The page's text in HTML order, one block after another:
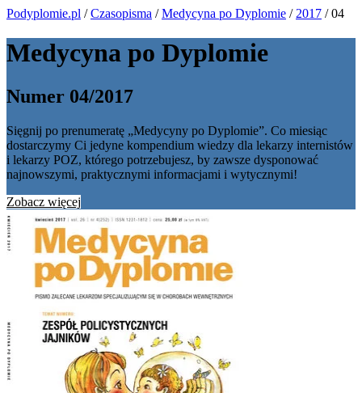
Podyplomie.pl /Czasopisma /Medycyna po Dyplomie / 2017 / 04
Medycyna po Dyplomie
Numer 04/2017
Sięgnij po prenumeratę „Medycyny po Dyplomie”. Co miesiąc
dostarczymy Ci jedyne kompendium wiedzy dla lekarzy internistów
i lekarzy POZ, którego potrzebujesz, by zawsze dysponować
najnowszymi, praktycznymi informacjami i wytycznymi!
Zobacz więcej